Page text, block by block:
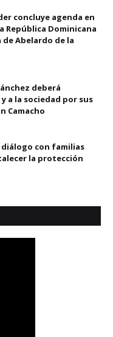
concluye agenda en
República Dominicana
Abelardo de la
deberá
a la sociedad por sus
Camacho
con familias
la protección